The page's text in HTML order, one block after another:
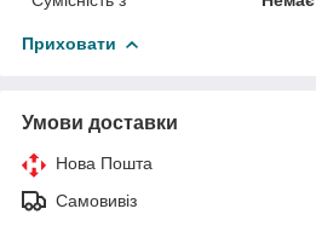
Приховати
Умови доставки
Нова Пошта
Самовивіз